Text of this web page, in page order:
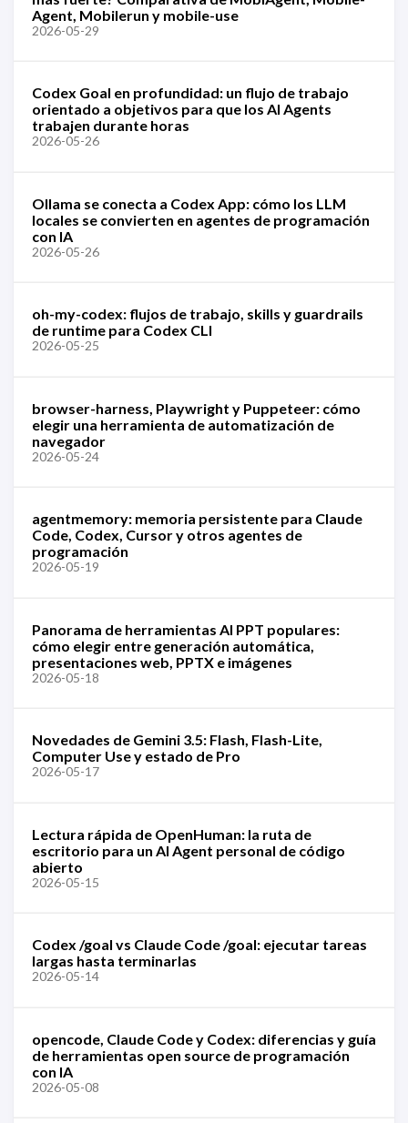
Agent, Mobilerun y mobile-use
2026-05-29
Codex Goal en profundidad: un flujo de trabajo
orientado a objetivos para que los AI Agents
trabajen durante horas
2026-05-26
Ollama se conecta a Codex App: cómo los LLM
locales se convierten en agentes de programación
con IA
2026-05-26
oh-my-codex: flujos de trabajo, skills y guardrails
de runtime para Codex CLI
2026-05-25
browser-harness, Playwright y Puppeteer: cómo
elegir una herramienta de automatización de
navegador
2026-05-24
agentmemory: memoria persistente para Claude
Code, Codex, Cursor y otros agentes de
programación
2026-05-19
Panorama de herramientas AI PPT populares:
cómo elegir entre generación automática,
presentaciones web, PPTX e imágenes
2026-05-18
Novedades de Gemini 3.5: Flash, Flash-Lite,
Computer Use y estado de Pro
2026-05-17
Lectura rápida de OpenHuman: la ruta de
escritorio para un AI Agent personal de código
abierto
2026-05-15
Codex /goal vs Claude Code /goal: ejecutar tareas
largas hasta terminarlas
2026-05-14
opencode, Claude Code y Codex: diferencias y guía
de herramientas open source de programación
con IA
2026-05-08